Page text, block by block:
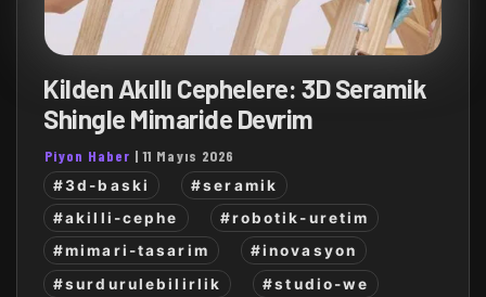
Kilden Akıllı Cephelere: 3D Seramik
Shingle Mimaride Devrim
Piyon Haber |11 Mayıs 2026
#3d-baski
#seramik
#akilli-cephe
#robotik-uretim
#mimari-tasarim
#inovasyon
#surdurulebilirlik
#studio-we